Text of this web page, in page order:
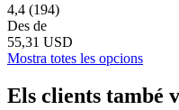
4,4 (194)
Des de
55,31 USD
Mostra totes les opcions
Els clients també